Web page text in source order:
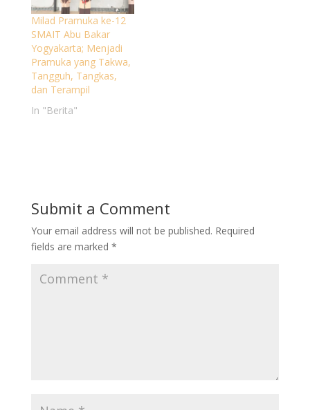
Milad Pramuka ke-12
SMAIT Abu Bakar
Yogyakarta; Menjadi
Pramuka yang Takwa,
Tangguh, Tangkas,
dan Terampil
In "Berita"
Submit a Comment
Your email address will not be published. Required
fields are marked *